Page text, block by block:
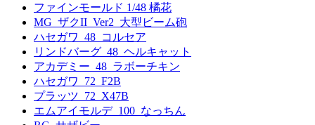
ファインモールド 1/48 橘花
MG_ザクII_Ver2_大型ビーム砲
ハセガワ_48_コルセア
リンドバーグ_48_ヘルキャット
アカデミー_48_ラボーチキン
ハセガワ_72_F2B
プラッツ_72_X47B
エムアイモルデ_100_なっちん